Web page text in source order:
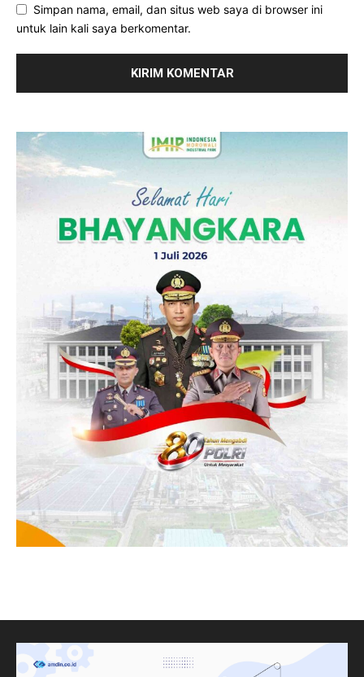
Simpan nama, email, dan situs web saya di browser ini
untuk lain kali saya berkomentar.